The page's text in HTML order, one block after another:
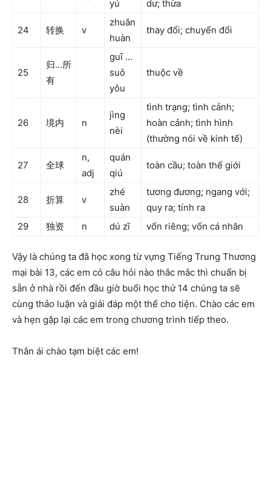
yú dư; thừa
24 转换 v
zhuǎn
huàn
thay đổi; chuyển đổi
25
归…所
有
guī …
suǒ
yǒu
thuộc về
26 境内 n
jìng
nèi
tình trạng; tình cảnh;
hoàn cảnh; tình hình
(thường nói về kinh tế)
27 全球
n,
adj
quán
qiú
toàn cầu; toàn thế giới
28 折算 v
zhé
suàn
tương đương; ngang với;
quy ra; tính ra
29
独资 n dú zī vốn riêng; vốn cá nhân
Vậy là chúng ta đã học xong từ vựng Tiếng Trung Thương
mại bài 13, các em có câu hỏi nào thắc mắc thì chuẩn bị
sẵn ở nhà rồi đến đầu giờ buổi học thứ 14 chúng ta sẽ
cùng thảo luận và giải đáp một thể cho tiện. Chào các em
và hẹn gặp lại các em trong chương trình tiếp theo.
Thân ái chào tạm biệt các em!